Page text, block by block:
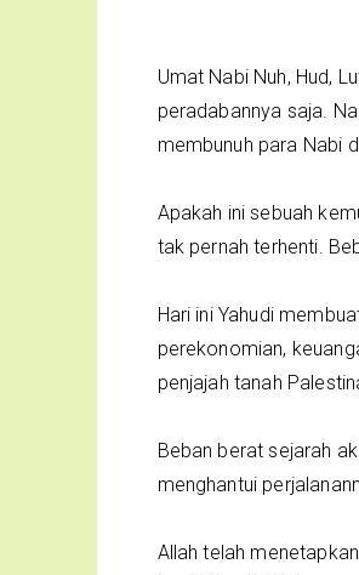
Umat Nabi Nuh, Hud,
peradabannya saja.
membunuh para Nabi
Apakah ini sebuah
tak pernah terhenti.
Hari ini Yahudi
perekonomian,
penjajah tanah
Beban berat sejarah
menghantui
Allah telah